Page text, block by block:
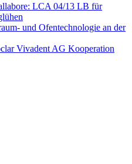
LCA 04/13 LB für
und Ofentechnologie an der
Vivadent AG Kooperation